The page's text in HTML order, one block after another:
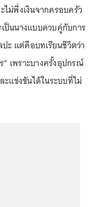
ม่พึ่งเงินจากครอบครัว
ป็นนางแบบควบคู่กับการ
ะ แต่คือบทเรียนชีวิตว่า
” เพราะบางครั้งอุปกรณ์
แข่งขันได้ในระบบที่ไม่